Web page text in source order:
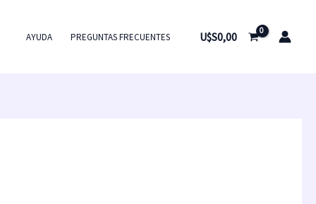
AYUDA PREGUNTAS FRECUENTES U$S0,00